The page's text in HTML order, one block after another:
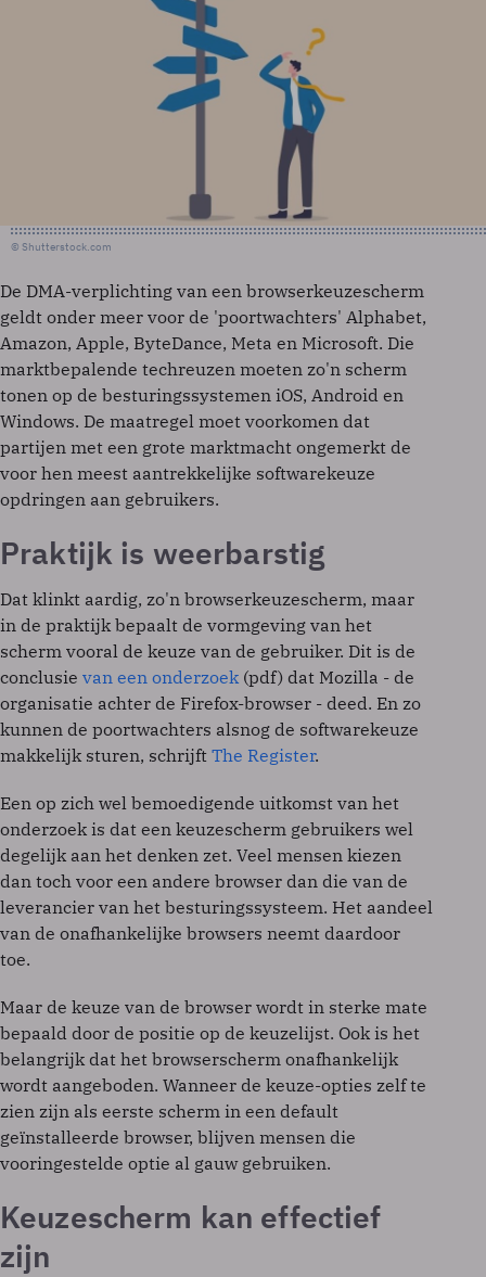
© Shutterstock.com
De DMA-verplichting van een browserkeuzescherm
geldt onder meer voor de 'poortwachters' Alphabet,
Amazon, Apple, ByteDance, Meta en Microsoft. Die
marktbepalende techreuzen moeten zo'n scherm
tonen op de besturingssystemen iOS, Android en
Windows. De maatregel moet voorkomen dat
partijen met een grote marktmacht ongemerkt de
voor hen meest aantrekkelijke softwarekeuze
opdringen aan gebruikers.
Praktijk is weerbarstig
Dat klinkt aardig, zo'n browserkeuzescherm, maar
in de praktijk bepaalt de vormgeving van het
scherm vooral de keuze van de gebruiker. Dit is de
conclusie van een onderzoek (pdf) dat Mozilla - de
organisatie achter de Firefox-browser - deed. En zo
kunnen de poortwachters alsnog de softwarekeuze
makkelijk sturen, schrijft The Register.
Een op zich wel bemoedigende uitkomst van het
onderzoek is dat een keuzescherm gebruikers wel
degelijk aan het denken zet. Veel mensen kiezen
dan toch voor een andere browser dan die van de
leverancier van het besturingssysteem. Het aandeel
van de onafhankelijke browsers neemt daardoor
toe.
Maar de keuze van de browser wordt in sterke mate
bepaald door de positie op de keuzelijst. Ook is het
belangrijk dat het browserscherm onafhankelijk
wordt aangeboden. Wanneer de keuze-opties zelf te
zien zijn als eerste scherm in een default
geïnstalleerde browser, blijven mensen die
vooringestelde optie al gauw gebruiken.
Keuzescherm kan effectief
zijn